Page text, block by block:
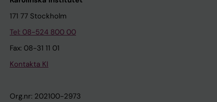
171 77 Stockholm
Tel: 08-524 800 00
Fax: 08-31 11 01
Kontakta KI
Org.nr: 202100-2973